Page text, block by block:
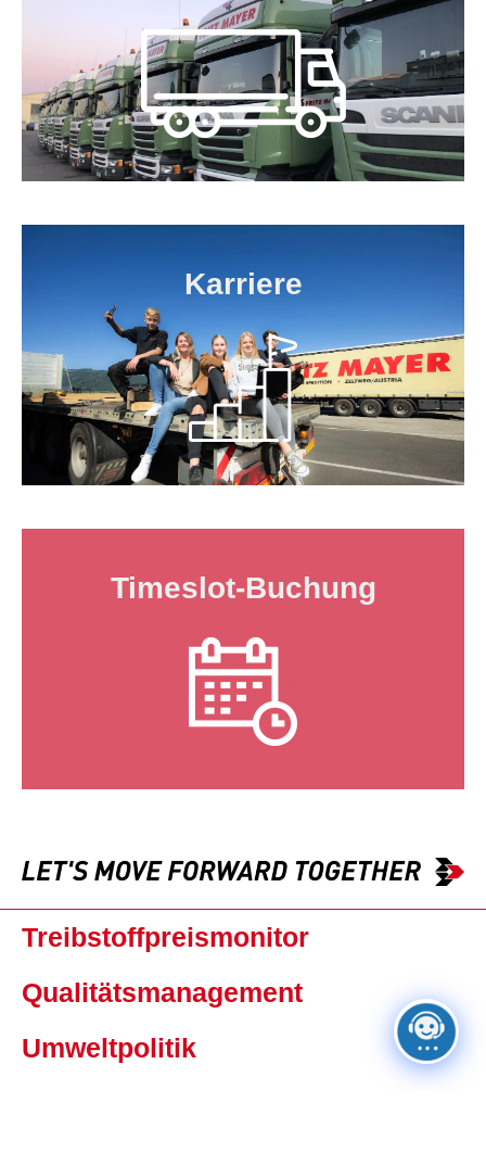
Karriere
Timeslot-Buchung
Treibstoffpreismonitor
Qualitätsmanagement
Umweltpolitik